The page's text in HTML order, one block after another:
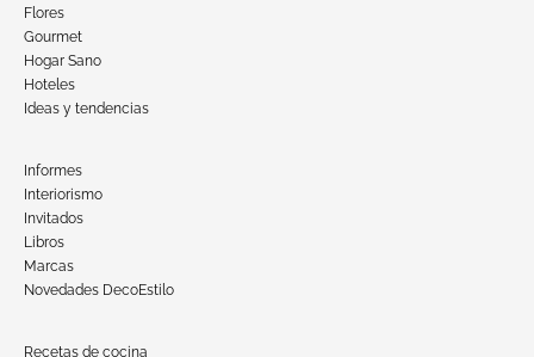
Flores
Gourmet
Hogar Sano
Hoteles
Ideas y tendencias
Informes
Interiorismo
Invitados
Libros
Marcas
Novedades DecoEstilo
Recetas de cocina